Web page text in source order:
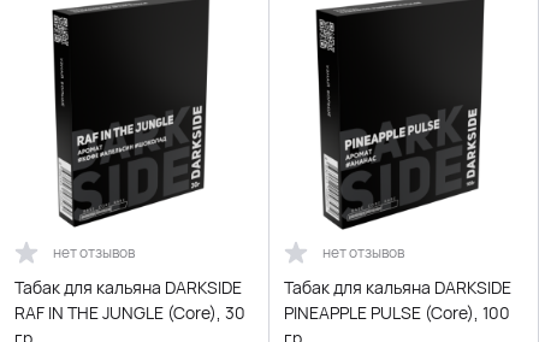
нет отзывов
Табак для кальяна DARKSIDE
RAF IN THE JUNGLE (Core), 30
нет отзывов
Табак для кальяна DARKSIDE
PINEAPPLE PULSE (Core), 100